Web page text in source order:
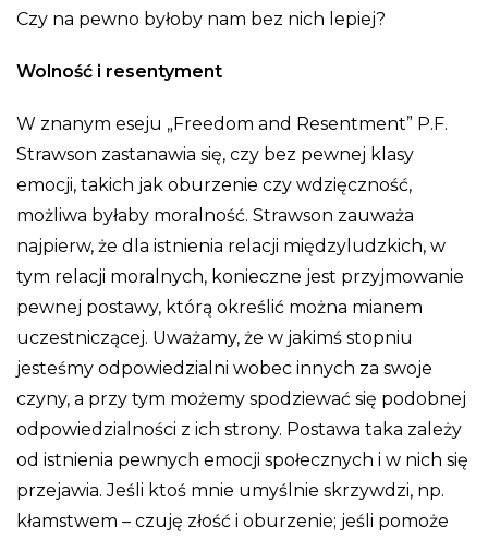
Czy na pewno byłoby nam bez nich lepiej?
Wolność i resentyment
W znanym eseju „Freedom and Resentment” P.F.
Strawson zastanawia się, czy bez pewnej klasy
emocji, takich jak oburzenie czy wdzięczność,
możliwa byłaby moralność. Strawson zauważa
najpierw, że dla istnienia relacji międzyludzkich, w
tym relacji moralnych, konieczne jest przyjmowanie
pewnej postawy, którą określić można mianem
uczestniczącej. Uważamy, że w jakimś stopniu
jesteśmy odpowiedzialni wobec innych za swoje
czyny, a przy tym możemy spodziewać się podobnej
odpowiedzialności z ich strony. Postawa taka zależy
od istnienia pewnych emocji społecznych i w nich się
przejawia. Jeśli ktoś mnie umyślnie skrzywdzi, np.
kłamstwem – czuję złość i oburzenie; jeśli pomoże